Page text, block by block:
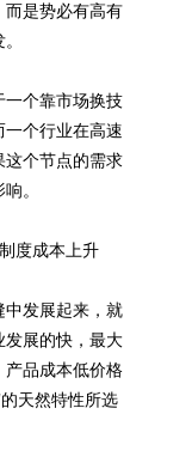
而是势必有高有
个靠市场换技
个行业在高速
这个节点的需求
。
度成本上升
发展起来，就
发展的快，最大
产品成本低价格
天然特性所选